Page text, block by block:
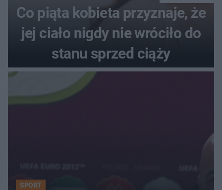
Co piąta kobieta przyznaje, że
jej ciało nigdy nie wróciło do
stanu sprzed ciąży
SPORT